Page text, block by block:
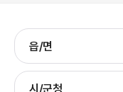
읍/면
시/군청